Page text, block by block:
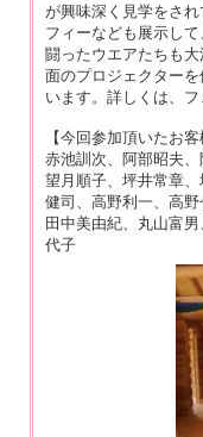
が興味深く見学をさ
フィーなども展示し
闘ったウエアたちも
面のプロジェクター
います。詳しくは、
【今回参加頂いたお
赤池訓次、阿部昭夫
望月順子、坪井常章
健司、高野利一、高
田中美由紀、丸山富
代子